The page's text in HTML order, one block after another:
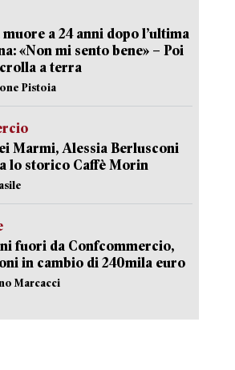
a 24 anni dopo l’ultima
«Non mi sento bene» – Poi
a terra
Pistoia
Marmi, Alessia Berlusconi
lo storico Caffè Morin
fuori da Confcommercio,
in cambio di 240mila euro
Marcacci